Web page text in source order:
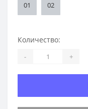
01 02
Количество:
- +